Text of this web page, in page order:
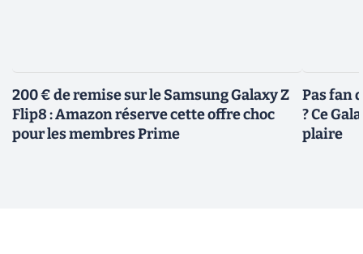
200 € de remise sur le Samsung Galaxy Z
Flip8 : Amazon réserve cette offre choc
pour les membres Prime
Pas fan
? Ce
plaire